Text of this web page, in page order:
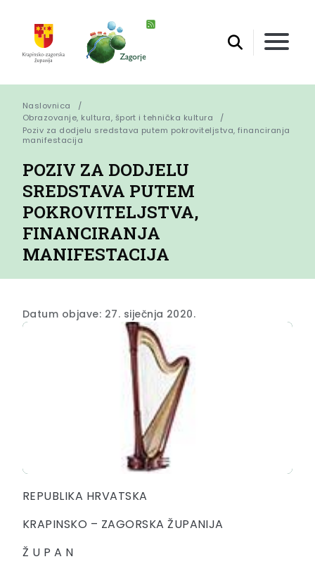
Naslovnica
Obrazovanje, kultura, šport i tehnička kultura
Poziv za dodjelu sredstava putem pokroviteljstva, financiranja
manifestacija
POZIV ZA DODJELU
SREDSTAVA PUTEM
POKROVITELJSTVA,
FINANCIRANJA
MANIFESTACIJA
Datum objave: 27. siječnja 2020.
REPUBLIKA HRVATSKA
KRAPINSKO – ZAGORSKA ŽUPANIJA
Ž U P A N